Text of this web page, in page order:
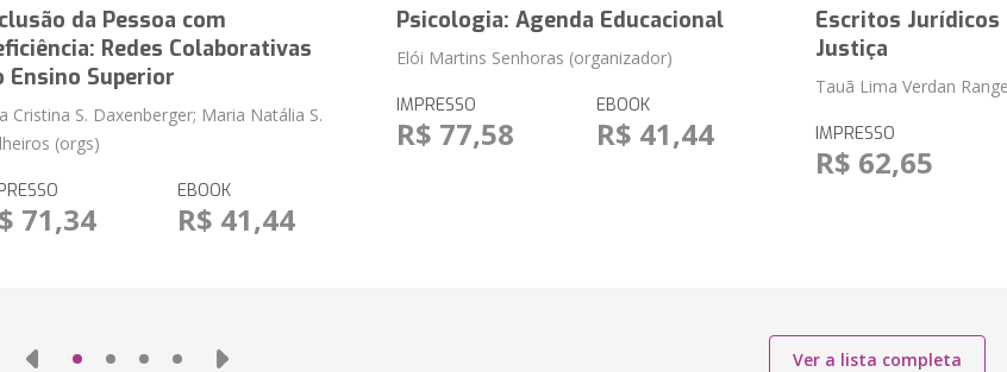
da Pessoa com
Redes Colaborativas
Ensino Superior
Cristina S. Daxenberger; Maria Natália S.
(orgs)
71,34
EBOOK
R$ 41,44
Psicologia: Agenda Educacional
Elói Martins Senhoras (organizador)
IMPRESSO
R$ 77,58
EBOOK
R$ 41,44
Escritos Jurídicos
Justiça
Tauã Lima Verdan
IMPRESSO
R$ 62,65
Ver a lista completa